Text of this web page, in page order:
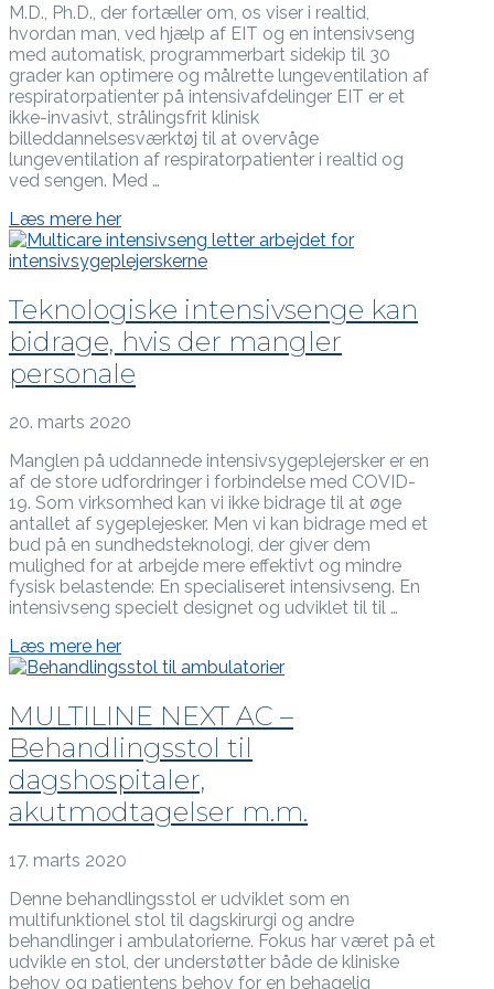
M.D., Ph.D., der fortæller om, os viser i realtid,
hvordan man, ved hjælp af EIT og en intensivseng
med automatisk, programmerbart sidekip til 30
grader kan optimere og målrette lungeventilation af
respiratorpatienter på intensivafdelinger EIT er et
ikke-invasivt, strålingsfrit klinisk
billeddannelsesværktøj til at overvåge
lungeventilation af respiratorpatienter i realtid og
ved sengen. Med …
Læs mere her
Teknologiske intensivsenge kan
bidrage, hvis der mangler
personale
20. marts 2020
Manglen på uddannede intensivsygeplejersker er en
af de store udfordringer i forbindelse med COVID-
19. Som virksomhed kan vi ikke bidrage til at øge
antallet af sygeplejesker. Men vi kan bidrage med et
bud på en sundhedsteknologi, der giver dem
mulighed for at arbejde mere effektivt og mindre
fysisk belastende: En specialiseret intensivseng. En
intensivseng specielt designet og udviklet til til …
Læs mere her
MULTILINE NEXT AC –
Behandlingsstol til
dagshospitaler,
akutmodtagelser m.m.
17. marts 2020
Denne behandlingsstol er udviklet som en
multifunktionel stol til dagskirurgi og andre
behandlinger i ambulatorierne. Fokus har været på et
udvikle en stol, der understøtter både de kliniske
behov og patientens behov for en behagelig